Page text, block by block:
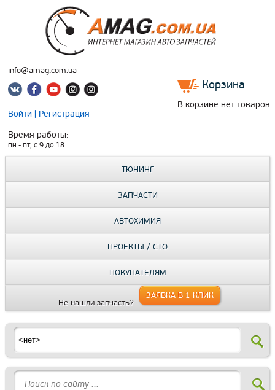
info@amag.com.ua
Войти | Регистрация
Время работы:
пн - пт, c 9 до 18
Корзина
В корзине нет товаров
ТЮНИНГ
ЗАПЧАСТИ
АВТОХИМИЯ
ПРОЕКТЫ / СТО
ПОКУПАТЕЛЯМ
Не нашли запчасть?
ЗАЯВКА В 1 КЛИК